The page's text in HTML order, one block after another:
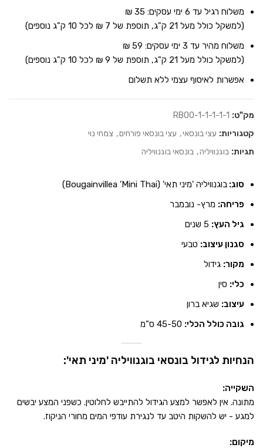
משלוח רגיל עד 6 ימי עסקים: 35 ₪
(למשקל כולל מעל 21 ק"ג, תוספת של 7 ₪ לכל 10 ק"ג נוספים)
משלוח מהיר עד 3 ימי עסקים: 59 ₪
(למשקל כולל מעל 21 ק"ג, תוספת של 9 ₪ לכל 10 ק"ג נוספים)
אפשרות לאיסוף עצמי ללא תשלום
מק"ט: RB00-1-1-1-1-1
קטגוריות: עצי בונסאי, עצי בונסאי פורחים, צמחי נוי
תגיות: בוגנוויליה, בונסאי בוגנוויליה
סוג: בוגנוויליה 'מיני תאי' (Bougainvillea 'Mini Thai)
פריחה: מרץ- נובמבר
גיל העץ:
סגנון עיצוב: טבעי
מקור: גידול
כלי: סין
עיצוב: שגיא ברון
גובה כולל הכלי:
הנחיות לגידול בונסאי בוגנוויליה 'מיני תאי':
השקייה:
מתונה. אין לאפשר למצע הגידול להתייבש לחלוטין. כשפני המצע יבשים
למגע - יש להשקות היטב עד לנגירת עודפי המים מחורי הניקוז.
מיקום: